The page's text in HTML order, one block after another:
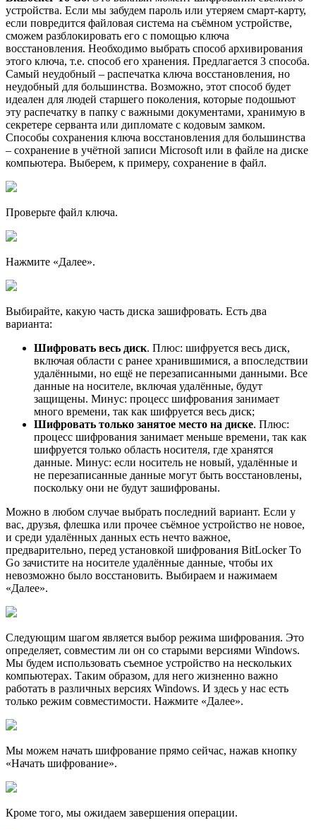
устройства. Если мы забудем пароль или утеряем смарт-карту,
если повредится файловая система на съёмном устройстве,
сможем разблокировать его с помощью ключа
восстановления. Необходимо выбрать способ архивирования
этого ключа, т.е. способ его хранения. Предлагается 3 способа.
Самый неудобный – распечатка ключа восстановления, но
неудобный для большинства. Возможно, этот способ будет
идеален для людей старшего поколения, которые подошьют
эту распечатку в папку с важными документами, хранимую в
секретере серванта или дипломате с кодовым замком.
Способы сохранения ключа восстановления для большинства
– сохранение в учётной записи Microsoft или в файле на диске
компьютера. Выберем, к примеру, сохранение в файл.
Проверьте файл ключа.
Нажмите «Далее».
Выбирайте, какую часть диска зашифровать. Есть два
варианта:
Шифровать весь диск. Плюс: шифруется весь диск,
включая области с ранее хранившимися, а впоследствии
удалёнными, но ещё не перезаписанными данными. Все
данные на носителе, включая удалённые, будут
защищены. Минус: процесс шифрования занимает
много времени, так как шифруется весь диск;
Шифровать только занятое место на диске. Плюс:
процесс шифрования занимает меньше времени, так как
шифруется только область носителя, где хранятся
данные. Минус: если носитель не новый, удалённые и
не перезаписанные данные могут быть восстановлены,
поскольку они не будут зашифрованы.
Можно в любом случае выбрать последний вариант. Если у
вас, друзья, флешка или прочее съёмное устройство не новое,
и среди удалённых данных есть нечто важное,
предварительно, перед установкой шифрования BitLocker To
Go зачистите на носителе удалённые данные, чтобы их
невозможно было восстановить. Выбираем и нажимаем
«Далее».
Следующим шагом является выбор режима шифрования. Это
определяет, совместим ли он со старыми версиями Windows.
Мы будем использовать съемное устройство на нескольких
компьютерах. Таким образом, для него жизненно важно
работать в различных версиях Windows. И здесь у нас есть
только режим совместимости. Нажмите «Далее».
Мы можем начать шифрование прямо сейчас, нажав кнопку
«Начать шифрование».
Кроме того, мы ожидаем завершения операции.